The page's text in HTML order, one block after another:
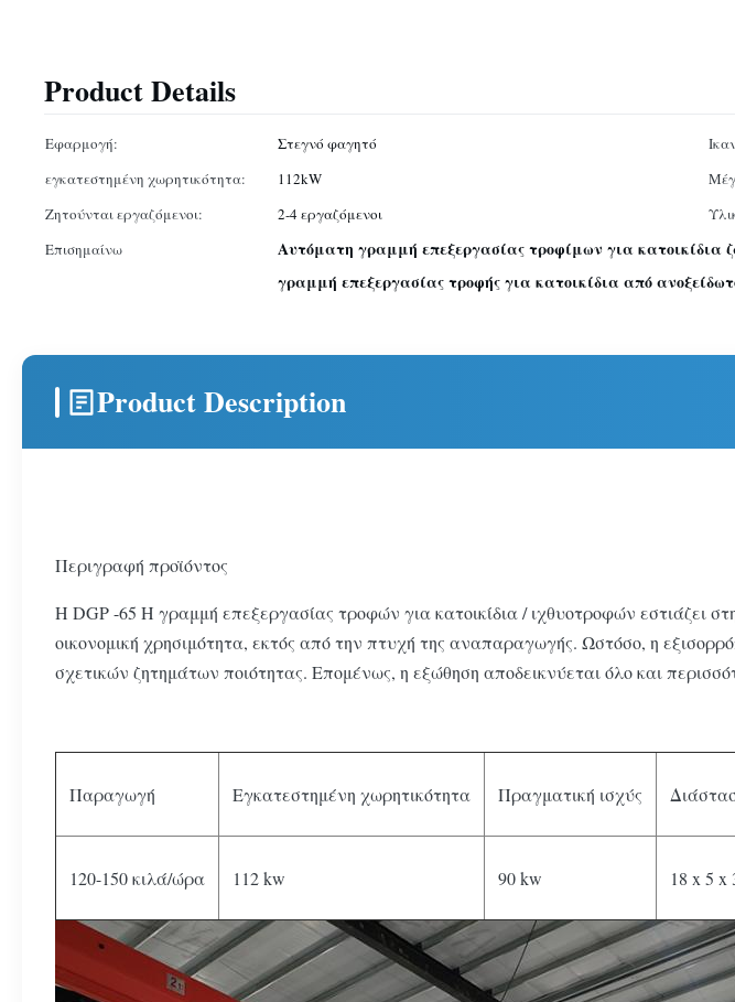
Product Details
Εφαρμογή: Στεγνό φαγητό
εγκατεστημένη χωρητικότητα:
112kW
Ζητούνται εργαζόμενοι:
2-4 εργαζόμενοι
Επισημαίνω
Αυτόματη γραμμή επεξεργασίας τροφίμων για κατοικίδια
γραμμή επεξεργασίας τροφής για κατοικίδια από
Product Description
Περιγραφή προϊόντος
Η DGP -65 Η γραμμή επεξεργασίας τροφών για κατοικίδια / ιχθυοτροφών
οικονομική χρησιμότητα, εκτός από την πτυχή της αναπαραγωγής. Ωστόσο, η
σχετικών ζητημάτων ποιότητας. Επομένως, η εξώθηση αποδεικνύεται όλο και
Παραγωγή Εγκατεστημένη χωρητικότητα Πραγματική ισχύς
120-150 κιλά/ώρα 112 kw 90 kw 18 x 5 x